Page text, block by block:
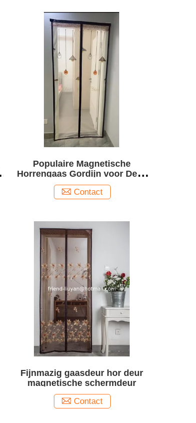
Populaire Magnetische
Horrengaas Gordijn voor Deur
en Raam Ademend en
Functioneel in Kleurrijk
Contact
Fijnmazig gaasdeur hor deur
magnetische schermdeur
Contact